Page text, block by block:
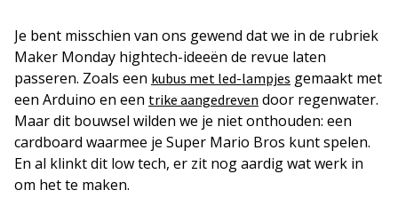
Je bent misschien van ons gewend dat we in de rubriek
Maker Monday hightech-ideeën de revue laten
passeren. Zoals een kubus met led-lampjes gemaakt met
een Arduino en een trike aangedreven door regenwater.
Maar dit bouwsel wilden we je niet onthouden: een
cardboard waarmee je Super Mario Bros kunt spelen.
En al klinkt dit low tech, er zit nog aardig wat werk in
om het te maken.